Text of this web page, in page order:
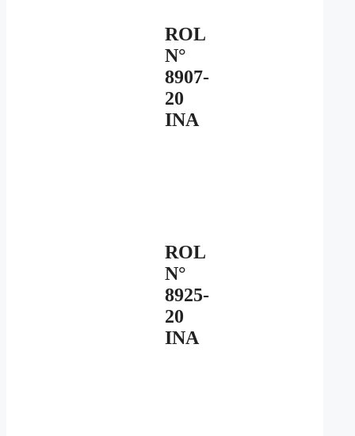
ROL
N°
8907-
20
INA
ROL
N°
8925-
20
INA